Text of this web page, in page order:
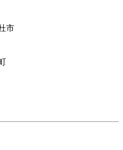
市